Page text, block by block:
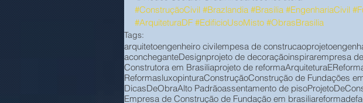
#ConstruçãoCivil #Brazlandia #Brasilia #EngenhariaCivil
#ArquiteturaDF #EdificioUsoMisto #ObrasBrasilia
Tags:
arquitetoengenheiro civilempesa de construcaoprojeto
aconcheganteDesignprojeto de decoraçãoinspirarempresa
Construtora em Brasiliaprojeto de reforma
ReformasluxopinturaConstruçãoConstrução de Fundações
DicasDeObraAlto Padrãoassentamento de piso
Empresa de Construção de Fundação em brasilia